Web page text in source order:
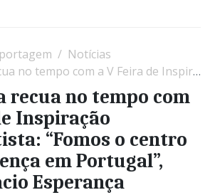
Notícias
de Inspiração Renascentista: “Fomos o centro da Renascença em Portugal”, afirma Inácio Esperança
recua no tempo com
Inspiração
“Fomos o centro
em Portugal”,
Esperança